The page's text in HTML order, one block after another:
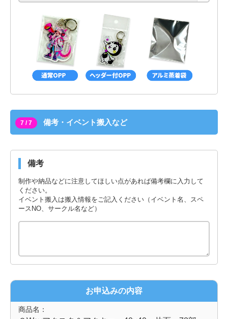
7 / 7 備考・イベント搬入など
備考
制作や納品などに注意してほしい点があれば備考欄に入力して
ください。
イベント搬入は搬入情報をご記入ください（イベント名、スペ
ースNO、サークル名など）
お申込みの内容
商品名：